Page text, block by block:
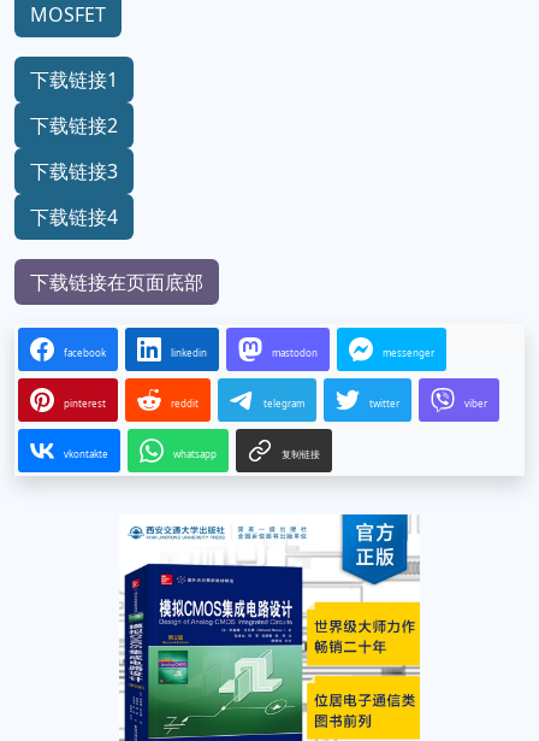
MOSFET
下载链接1
下载链接2
下载链接3
下载链接4
下载链接在页面底部
facebook linkedin mastodon messenger
pinterest reddit telegram twitter viber
vkontakte whatsapp 复制链接